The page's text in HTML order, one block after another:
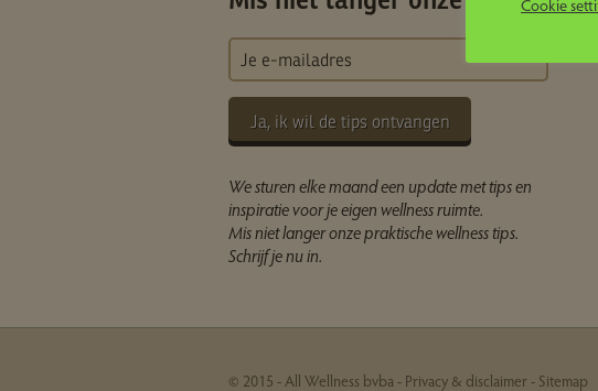
Ja, ik wil de tips ontvangen
We sturen elke maand een update met tips en
inspiratie voor je eigen wellness ruimte.
Mis niet langer onze praktische wellness tips.
Schrijf je nu in.
© 2015 - All Wellness bvba - Privacy & disclaimer- Sitemap
Cookie